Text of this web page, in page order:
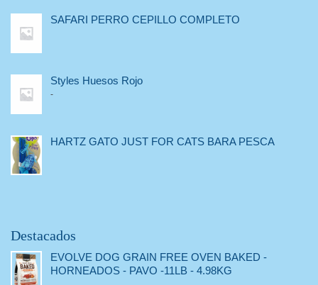
SAFARI PERRO CEPILLO COMPLETO
Styles Huesos Rojo
-
HARTZ GATO JUST FOR CATS BARA PESCA
Destacados
EVOLVE DOG GRAIN FREE OVEN BAKED -
HORNEADOS - PAVO -11LB - 4.98KG